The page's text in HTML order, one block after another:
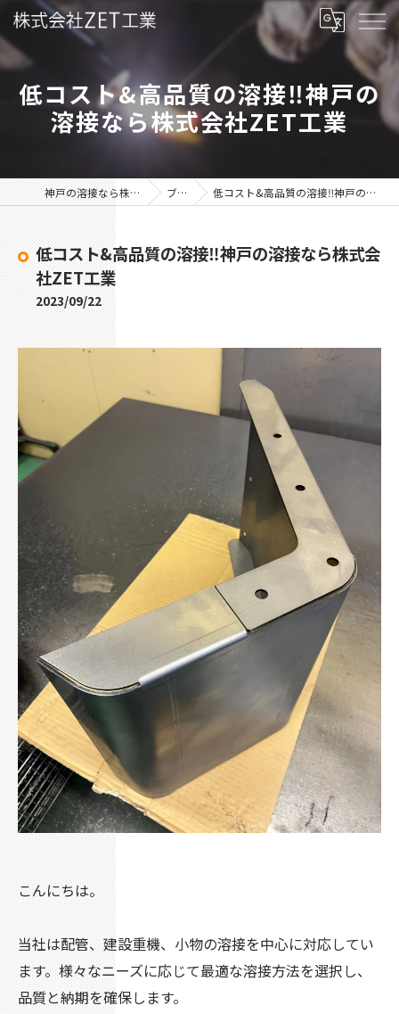
低コスト&高品質の溶接‼︎神戸の
溶接なら株式会社ZET工業
神戸の溶接なら株式会社ZET工業 ブログ 低コスト&高品質の溶接‼︎神戸の溶接なら株式会社ZET工業
低コスト&高品質の溶接‼︎神戸の溶接なら株式会
社ZET工業
2023/09/22
こんにちは。
当社は配管、建設重機、小物の溶接を中心に対応してい
ます。様々なニーズに応じて最適な溶接方法を選択し、
品質と納期を確保します。